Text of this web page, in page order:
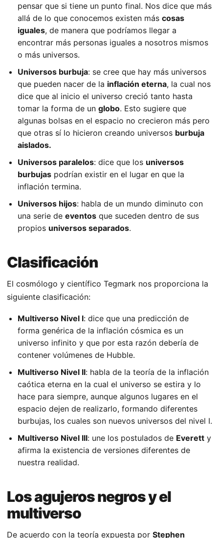
pensar que si tiene un punto final. Nos dice que más
allá de lo que conocemos existen más cosas
iguales, de manera que podríamos llegar a
encontrar más personas iguales a nosotros mismos
o más universos.
Universos burbuja: se cree que hay más universos
que pueden nacer de la inflación eterna, la cual nos
dice que al inicio el universo creció tanto hasta
tomar la forma de un globo. Esto sugiere que
algunas bolsas en el espacio no crecieron más pero
que otras sí lo hicieron creando universos burbuja
aislados.
Universos paralelos: dice que los universos
burbujas podrían existir en el lugar en que la
inflación termina.
Universos hijos: habla de un mundo diminuto con
una serie de eventos que suceden dentro de sus
propios universos separados.
Clasificación
El cosmólogo y científico Tegmark nos proporciona la
siguiente clasificación:
Multiverso Nivel I: dice que una predicción de
forma genérica de la inflación cósmica es un
universo infinito y que por esta razón debería de
contener volúmenes de Hubble.
Multiverso Nivel II: habla de la teoría de la inflación
caótica eterna en la cual el universo se estira y lo
hace para siempre, aunque algunos lugares en el
espacio dejen de realizarlo, formando diferentes
burbujas, los cuales son nuevos universos del nivel I.
Multiverso Nivel III: une los postulados de Everett y
afirma la existencia de versiones diferentes de
nuestra realidad.
Los agujeros negros y el
multiverso
De acuerdo con la teoría expuesta por Stephen